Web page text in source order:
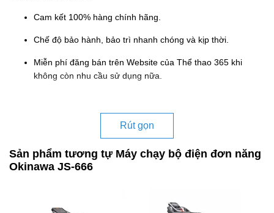
Cam kết 100% hàng chính hãng.
Chế độ bảo hành, bảo trì nhanh chóng và kịp thời.
Miễn phí đăng bán trên Website của Thể thao 365 khi
không còn nhu cầu sử dụng nữa.
Rút gọn
Sản phẩm tương tự Máy chạy bộ điện đơn năng
Okinawa JS-666